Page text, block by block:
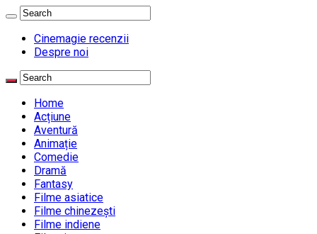
Cinemagie recenzii
Despre noi
Home
Acțiune
Aventură
Animație
Comedie
Dramă
Fantasy
Filme asiatice
Filme chinezești
Filme indiene